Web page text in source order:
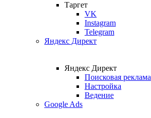
Таргет
VK
Instagram
Telegram
Яндекс Директ
Яндекс Директ
Поисковая реклама
Настройка
Ведение
Google Ads